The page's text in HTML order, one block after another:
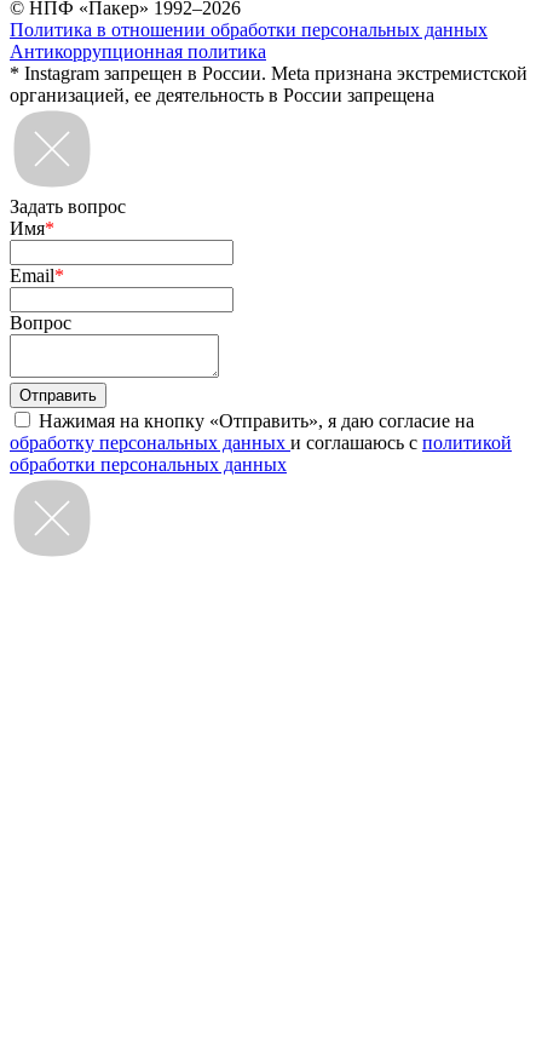
© НПФ «Пакер» 1992–2026
Политика в отношении обработки персональных данных
Антикоррупционная политика
* Instagram запрещен в России. Meta признана экстремистской
организацией, ее деятельность в России запрещена
Задать вопрос
Имя*
Email*
Вопрос
Нажимая на кнопку «Отправить», я даю согласие на
обработку персональных данных и соглашаюсь с политикой
обработки персональных данных